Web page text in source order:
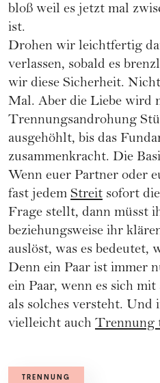
bloß weil es jetzt mal
ist.
Drohen wir leichtfertig
verlassen, sobald es
wir diese Sicherheit.
Mal. Aber die Liebe wird
Trennungsandrohung
ausgehöhlt, bis das
zusammenkracht. Die
Wenn euer Partner oder
fast jedem Streit sofort
Frage stellt, dann müsst
beziehungsweise ihr
auslöst, was es bedeutet,
Denn ein Paar ist immer
ein Paar, wenn es sich
als solches versteht.
vielleicht auch Trennung
TRENNUNG